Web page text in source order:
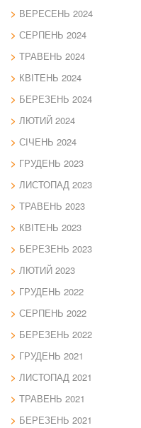
ВЕРЕСЕНЬ 2024
СЕРПЕНЬ 2024
ТРАВЕНЬ 2024
КВІТЕНЬ 2024
БЕРЕЗЕНЬ 2024
ЛЮТИЙ 2024
СІЧЕНЬ 2024
ГРУДЕНЬ 2023
ЛИСТОПАД 2023
ТРАВЕНЬ 2023
КВІТЕНЬ 2023
БЕРЕЗЕНЬ 2023
ЛЮТИЙ 2023
ГРУДЕНЬ 2022
СЕРПЕНЬ 2022
БЕРЕЗЕНЬ 2022
ГРУДЕНЬ 2021
ЛИСТОПАД 2021
ТРАВЕНЬ 2021
БЕРЕЗЕНЬ 2021